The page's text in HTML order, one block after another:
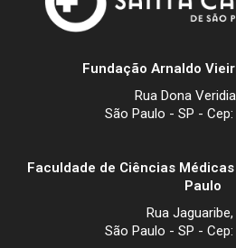
Fundação Arnaldo
Rua Dona
São Paulo - SP -
Faculdade de Ciências
Paulo
Rua
São Paulo - SP -